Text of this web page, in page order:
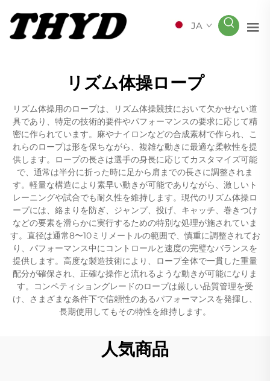
JA
リズム体操ロープ
リズム体操用のロープは、リズム体操競技において欠かせない道
具であり、特定の技術的要件やパフォーマンスの要求に応じて精
密に作られています。麻やナイロンなどの合成素材で作られ、こ
れらのロープは形を保ちながら、複雑な動きに最適な柔軟性を提
供します。ロープの長さは選手の身長に応じてカスタマイズ可能
で、通常は半分に折った時に足から肩までの長さに調整されま
す。軽量な構造により素早い動きが可能でありながら、激しいト
レーニングや試合でも耐久性を維持します。現代のリズム体操ロ
ープには、絡まりを防ぎ、ジャンプ、投げ、キャッチ、巻きつけ
などの要素を滑らかに実行するための特別な処理が施されていま
す。直径は通常8〜10ミリメートルの範囲で、慎重に調整されてお
り、パフォーマンス中にコントロールと速度の完璧なバランスを
提供します。高度な製造技術により、ロープ全体で一貫した重量
配分が確保され、正確な操作と流れるような動きが可能になりま
す。コンペティショングレードのロープは厳しい品質管理を受
け、さまざまな条件下で信頼性のあるパフォーマンスを発揮し、
長期使用してもその特性を維持します。
人気商品